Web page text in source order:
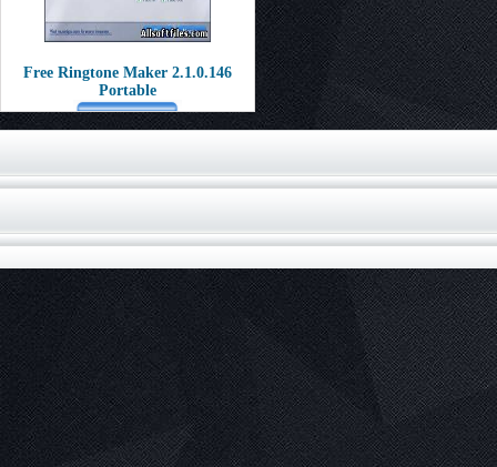
Free Ringtone Maker 2.1.0.146
Portable